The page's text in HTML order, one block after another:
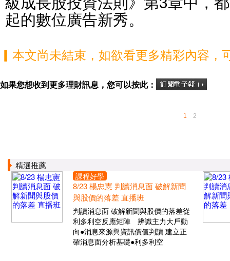
起的數位廣告新秀。
▎本文尚未結束，如欲看更多精彩內容，
如果您想收到更多理財訊息，您可以按此：
1 2
精選推薦
課程好學
8/23 楊忠憲 判讀消息面 破解新聞
與股價的落差 直播班
判讀消息面 破解新聞與股價的落差從
利多利空反應矩陣 辨識主力大戶動
向●消息來源與資訊價值判讀 建立正
確消息面分析基礎●利多利空